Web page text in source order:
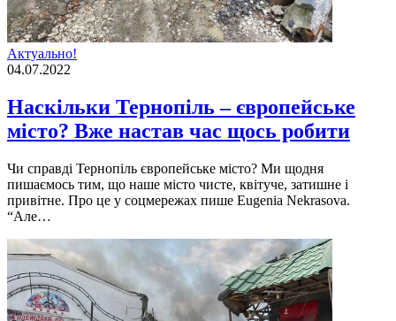
Актуально!
04.07.2022
Наскільки Тернопіль – європейське
місто? Вже настав час щось робити
Чи справді Тернопіль європейське місто? Ми щодня
пишаємось тим, що наше місто чисте, квітуче, затишне і
привітне. Про це у соцмережах пише Eugenia Nekrasova.
“Але…